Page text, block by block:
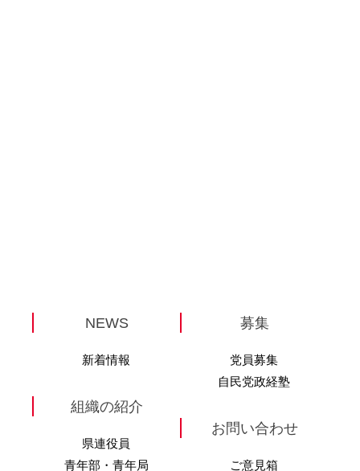
NEWS
新着情報
組織の紹介
県連役員
青年部・青年局
募集
党員募集
自民党政経塾
お問い合わせ
ご意見箱